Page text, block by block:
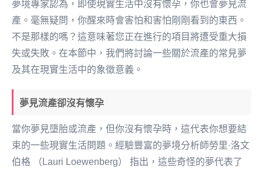
夢境專家認為，即使現實生活中沒有懷孕，你也會夢見流
產。毫無疑問，你醒來時會害怕和害怕剛剛看到的東西。
不是那樣的嗎？這意味著您正在進行的項目將遭受重大損
失或失敗。在本節中，我們將討論一些關於流產的常見夢
及其在現實生活中的象徵意義。
夢見流產卻沒有懷孕
當你夢見墮胎或流產，但你沒有懷孕時，這代表你想要結
束的一些現實生活問題。經驗豐富的夢境分析師勞里·洛文
伯格 （Lauri Loewenberg） 指出，這些奇怪的夢代表了